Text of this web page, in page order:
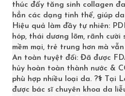
dầu!
Sử dụng một lượng kem Obagi
đốt ngón tay trỏ. Sau đó nhẹ
khắp vùng da mặt bị nám hoặc
Dùng tay vỗ nhẹ lên mặt để
Hydroquinone thấm sâu vào da
Bạn nên sử dụng dưới sự kiểm
thúc đẩy tăng sinh collagen
hẳn các dạng tinh thể, giúp
Hiệu quả làm đầy tự nhiên:
hóp, thái dương lõm, rãnh
mềm mại, trẻ trung hơn mà
An toàn tuyệt đối: Đã được
hủy hoàn toàn thành nước &
phù hợp nhiều loại da. ?‍⚕️ Tại
được bác sĩ chuyên khoa da